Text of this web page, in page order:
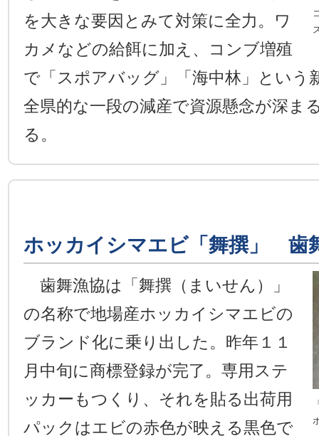
を大きな要因とみて対策に全力。ワ
カメなどの給餌に加え、コンブ増殖
で「スポアバッグ」「海中林」という
全県的な一段の減産で資源懸念が深ま
る。
ホッカイシマエビ「舞撰」 歯
歯舞漁協は「舞撰（まいせん）」
の名称で地場産ホッカイシマエビの
ブランド化に乗り出した。昨年１１
月中旬に商標登録が完了。専用ステ
ッカーもつくり、それを貼る出荷用
パックはエビの赤色が映える黒色で